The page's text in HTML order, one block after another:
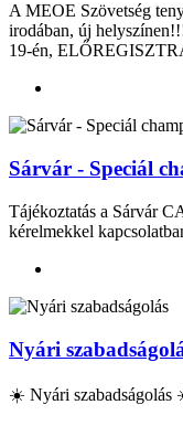
A MEOE Szövetség
irodában, új
19-én,
Sárvár - Speciál
Tájékoztatás a Sárvár
kérelmekkel
Nyári
☀️ Nyári szabadságolás